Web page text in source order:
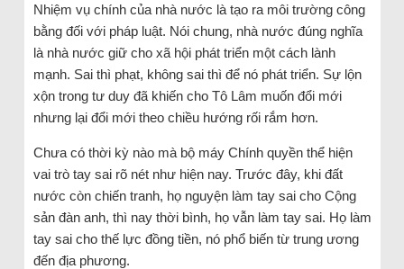
Nhiệm vụ chính của nhà nước là tạo ra môi trường công
bằng đối với pháp luật. Nói chung, nhà nước đúng nghĩa
là nhà nước giữ cho xã hội phát triển một cách lành
mạnh. Sai thì phạt, không sai thì để nó phát triển. Sự lộn
xộn trong tư duy đã khiến cho Tô Lâm muốn đổi mới
nhưng lại đổi mới theo chiều hướng rối rắm hơn.
Chưa có thời kỳ nào mà bộ máy Chính quyền thể hiện
vai trò tay sai rõ nét như hiện nay. Trước đây, khi đất
nước còn chiến tranh, họ nguyện làm tay sai cho Cộng
sản đàn anh, thì nay thời bình, họ vẫn làm tay sai. Họ làm
tay sai cho thế lực đồng tiền, nó phổ biến từ trung ương
đến địa phương.